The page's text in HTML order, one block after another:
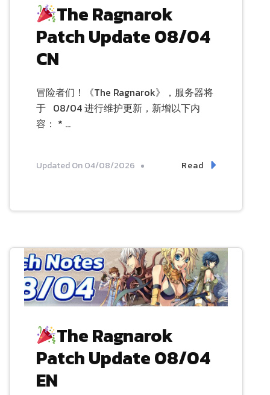
The Ragnarok
Patch Update 08/04
CN
冒险者们！《The Ragnarok》，服务器将
于 08/04 进行维护更新，新增以下内
容： * …
Updated On04/08/2026 Read
The Ragnarok
Patch Update 08/04
EN